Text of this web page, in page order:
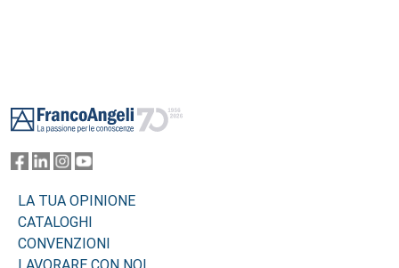
LA TUA OPINIONE
CATALOGHI
CONVENZIONI